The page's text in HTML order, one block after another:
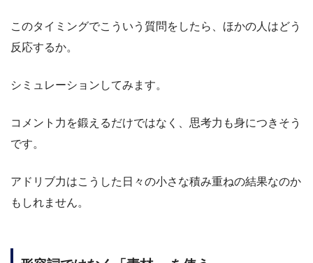
このタイミングでこういう質問をしたら、ほかの人はどう
反応するか。
シミュレーションしてみます。
コメント力を鍛えるだけではなく、思考力も身につきそう
です。
アドリブ力はこうした日々の小さな積み重ねの結果なのか
もしれません。